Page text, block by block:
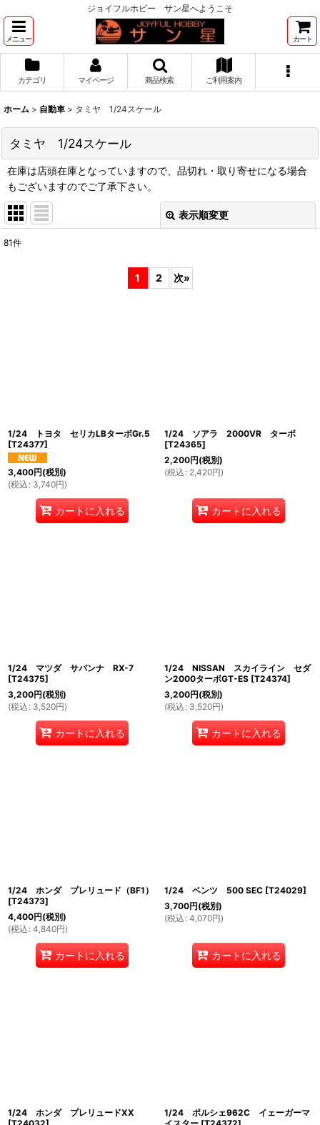
ジョイフルホビー サン星へようこそ
メニュー カート
カテゴリ マイページ 商品検索 ご利用案内
ホーム > 自動車 > タミヤ 1/24スケール
タミヤ 1/24スケール
在庫は店頭在庫となっていますので、品切れ・取り寄せになる場合
もございますのでご了承下さい。
表示順変更
81件
1 2 次»
1/24 トヨタ セリカLBターボGr.5
[T24377]
3,400円(税別)
(税込 : 3,740円)
カートに入れる
1/24 ソアラ 2000VR ターボ
[T24365]
2,200円(税別)
(税込 : 2,420円)
カートに入れる
1/24 マツダ サバンナ RX-7
[T24375]
3,200円(税別)
(税込 : 3,520円)
カートに入れる
1/24 NISSAN スカイライン セダ
ン2000ターボGT-ES [T24374]
3,200円(税別)
(税込 : 3,520円)
カートに入れる
1/24 ホンダ プレリュード（BF1）
[T24373]
4,400円(税別)
(税込 : 4,840円)
カートに入れる
1/24 ベンツ 500 SEC [T24029]
3,700円(税別)
(税込 : 4,070円)
カートに入れる
1/24 ホンダ プレリュードXX
1/24 ポルシェ962C イェーガーマ